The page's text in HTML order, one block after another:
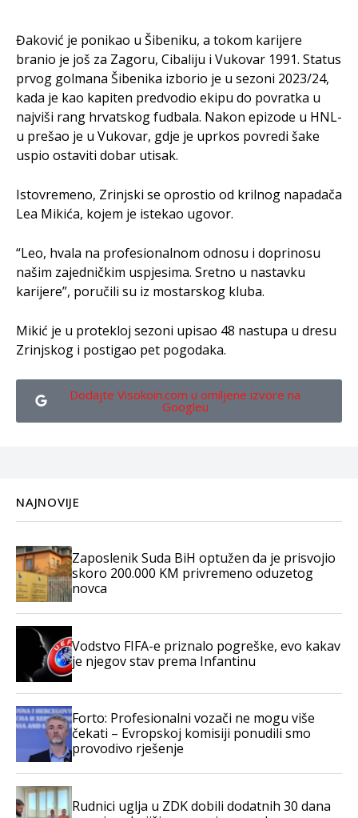
Đaković je ponikao u Šibeniku, a tokom karijere
branio je još za Zagoru, Cibaliju i Vukovar 1991. Status
prvog golmana Šibenika izborio je u sezoni 2023/24,
kada je kao kapiten predvodio ekipu do povratka u
najviši rang hrvatskog fudbala. Nakon epizode u HNL-
u prešao je u Vukovar, gdje je uprkos povredi šake
uspio ostaviti dobar utisak.
Istovremeno, Zrinjski se oprostio od krilnog napadača
Lea Mikića, kojem je istekao ugovor.
“Leo, hvala na profesionalnom odnosu i doprinosu
našim zajedničkim uspjesima. Sretno u nastavku
karijere”, poručili su iz mostarskog kluba.
Mikić je u protekloj sezoni upisao 48 nastupa u dresu
Zrinjskog i postigao pet pogodaka.
Dodajte Visokoin.com u omiljene izvore na
Googleu
NAJNOVIJE
Zaposlenik Suda BiH optužen da je prisvojio
skoro 200.000 KM privremeno oduzetog
novca
Vodstvo FIFA-e priznalo pogreške, evo kakav
je njegov stav prema Infantinu
Forto: Profesionalni vozači ne mogu više
čekati – Evropskoj komisiji ponudili smo
provodivo rješenje
Rudnici uglja u ZDK dobili dodatnih 30 dana